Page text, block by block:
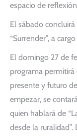
espacio de
El sábado
“Surrender”, a
El domingo 27 de
programa
presente y futuro
empezar, se
quien hablará de
desde la